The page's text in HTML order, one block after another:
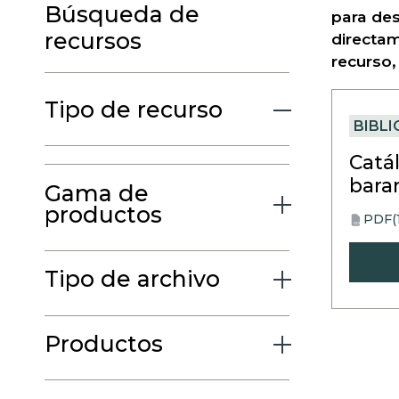
Búsqueda de
recursos
Tipo de recurso
Gama de
productos
Tipo de archivo
Productos
para
PDF PDF
opens
in
new